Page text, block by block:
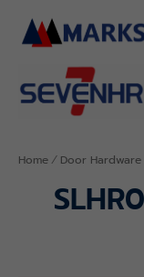
content
Home / Door Hardware